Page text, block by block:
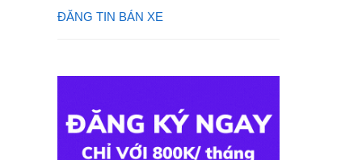
ĐĂNG TIN BÁN XE